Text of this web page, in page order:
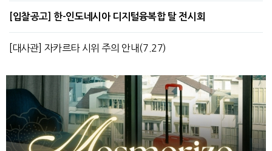
[입찰공고] 한-인도네시아 디지털융복합 탈 전시회
[대사관] 자카르타 시위 주의 안내(7.27)